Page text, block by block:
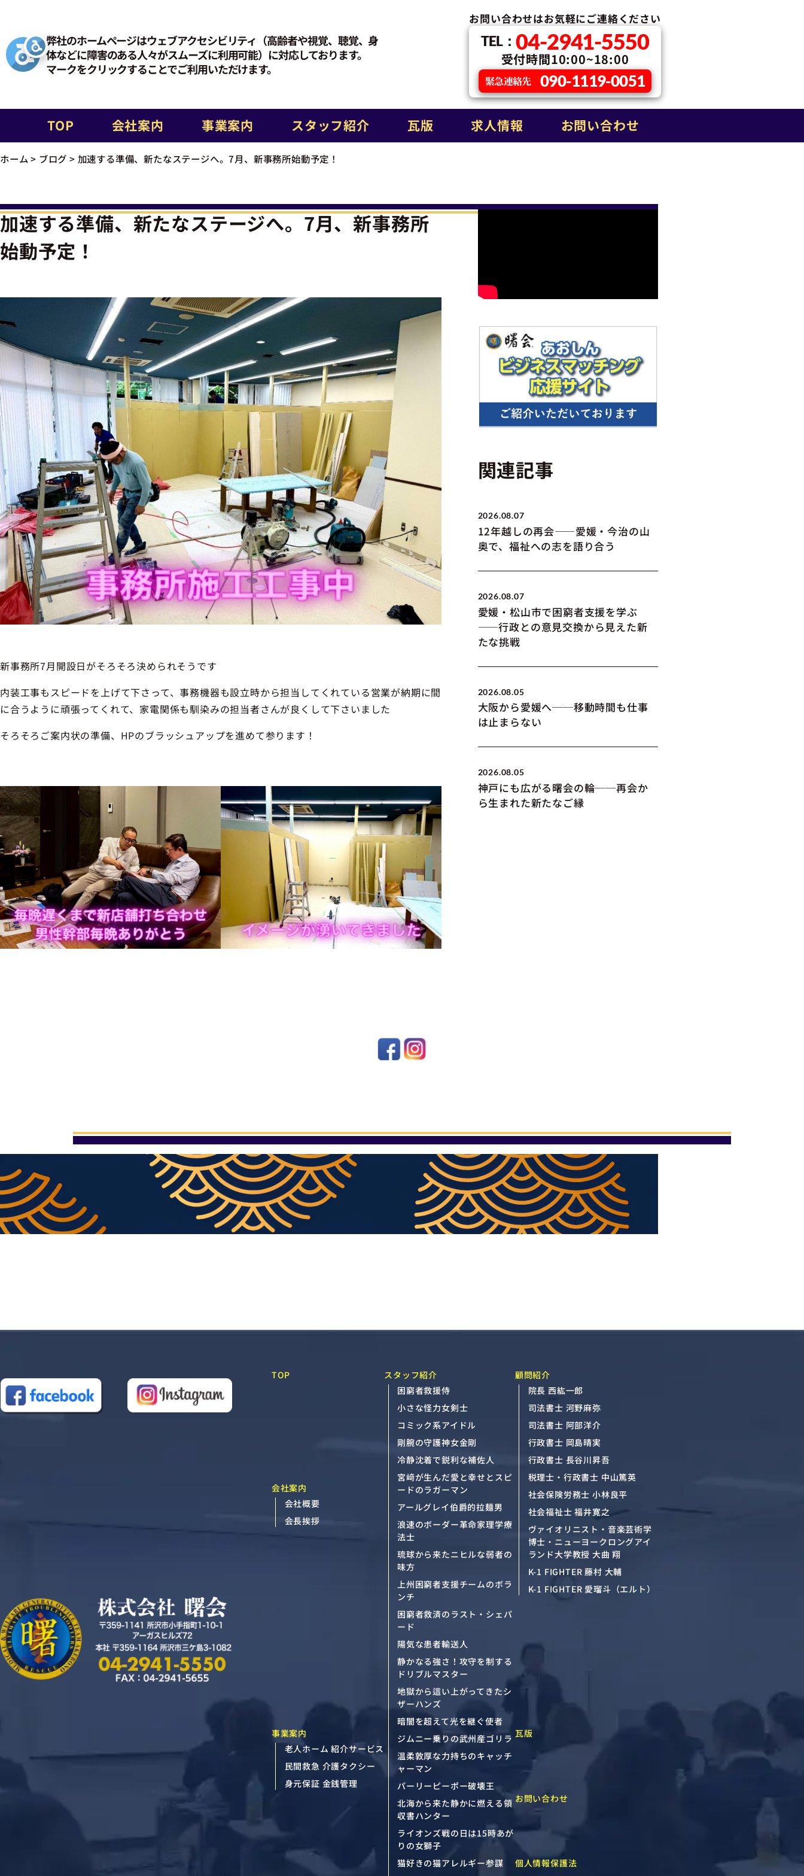
弊社のホームページはウェブアクセシビリティ（高齢者や視覚、聴覚、身
体などに障害のある人々がスムーズに利用可能）に対応しております。
マークをクリックすることでご利用いただけます。
お問い合わせはお気軽にご連絡ください
TEL： 04-2941-5550
受付時間10:00~18:00
緊急連絡先 090-1119-0051
TOP 会社案内 事業案内 スタッフ紹介 瓦版 求人情報 お問い合わせ
ホーム > ブログ > 加速する準備、新たなステージへ。7月、新事務所始動予定！
加速する準備、新たなステージへ。7月、新事務所
始動予定！
新事務所7月開設日がそろそろ決められそうです
内装工事もスピードを上げて下さって、事務機器も設立時から担当してくれている営業が納期に間
に合うように頑張ってくれて、家電関係も馴染みの担当者さんが良くして下さいました
そろそろご案内状の準備、HPのブラッシュアップを進めて参ります！
関連記事
2026.08.07
12年越しの再会――愛媛・今治の山
奥で、福祉への志を語り合う
2026.08.07
愛媛・松山市で困窮者支援を学ぶ
――行政との意見交換から見えた新
たな挑戦
2026.08.05
大阪から愛媛へ──移動時間も仕事
は止まらない
2026.08.05
神戸にも広がる曙会の輪──再会か
ら生まれた新たなご縁
TOP
会社案内
会社概要
会長挨拶
事業案内
老人ホーム 紹介サービス
民間救急 介護タクシー
身元保証 金銭管理
スタッフ紹介
困窮者救援侍
小さな怪力女剣士
コミック系アイドル
剛腕の守護神女金剛
冷静沈着で鋭利な補佐人
宮﨑が生んだ愛と幸せとスピ
ードのラガーマン
アールグレイ伯爵的拉麺男
浪速のボーダー革命家理学療
法士
琉球から来たニヒルな弱者の
味方
上州困窮者支援チームのボラ
ンチ
困窮者救済のラスト・シェパ
ード
陽気な患者輸送人
静かなる強さ！攻守を制する
ドリブルマスター
地獄から這い上がってきたシ
ザーハンズ
暗闇を超えて光を継ぐ使者
ジムニー乗りの武州産ゴリラ
温柔敦厚な力持ちのキャッチ
ャーマン
パーリーピーポー破壊王
北海から来た静かに燃える領
収書ハンター
ライオンズ戦の日は15時あが
りの女獅子
猫好きの猫アレルギー参謀
顧問紹介
院長 西紘一郎
司法書士 河野麻弥
司法書士 阿部洋介
行政書士 岡島晴実
行政書士 長谷川昇吾
税理士・行政書士 中山篤英
社会保険労務士 小林良平
社会福祉士 福井寛之
ヴァイオリニスト・音楽芸術学
博士・ニューヨークロングアイ
ランド大学教授 大曲 翔
K-1 FIGHTER 藤村 大輔
K-1 FIGHTER 愛瑠斗（エルト）
瓦版
お問い合わせ
個人情報保護法